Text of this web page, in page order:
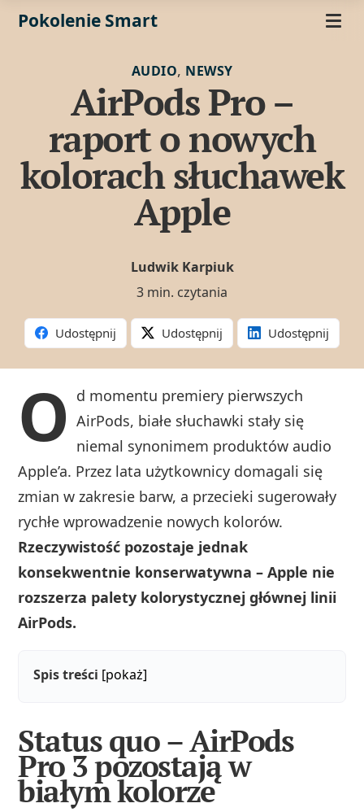
Pokolenie Smart
AUDIO, NEWSY
AirPods Pro –
raport o nowych
kolorach słuchawek
Apple
Ludwik Karpiuk
3 min. czytania
Udostępnij Udostępnij Udostępnij
O d momentu premiery pierwszych
AirPods, białe słuchawki stały się
niemal synonimem produktów audio
Apple’a. Przez lata użytkownicy domagali się
zmian w zakresie barw, a przecieki sugerowały
rychłe wprowadzenie nowych kolorów.
Rzeczywistość pozostaje jednak
konsekwentnie konserwatywna – Apple nie
rozszerza palety kolorystycznej głównej linii
AirPods.
Spis treści [pokaż]
Status quo – AirPods
Pro 3 pozostają w
białym kolorze